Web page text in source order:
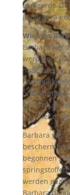
verkeerde
is Barbara
Wie was
Barbara
werd door
haar jaren in
christelijk
ontkwam
werd hij
voor het
Barbara
begonnen ze
werden
Barbara